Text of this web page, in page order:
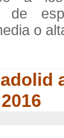
de
o